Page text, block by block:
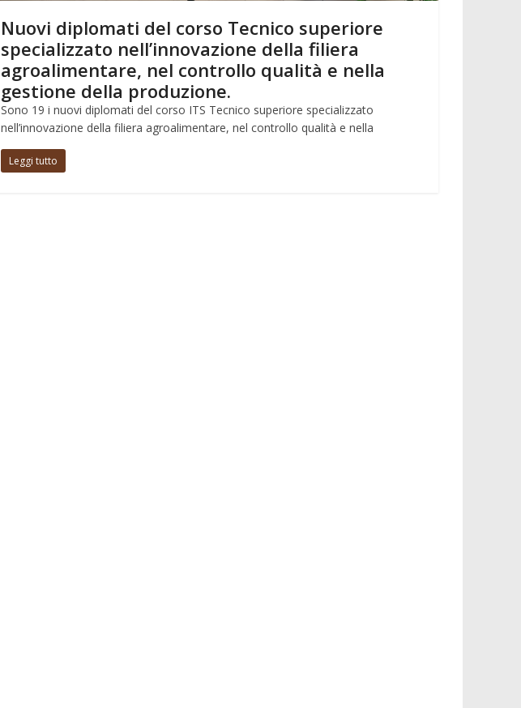
Nuovi diplomati del corso Tecnico superiore
specializzato nell’innovazione della filiera
agroalimentare, nel controllo qualità e nella
gestione della produzione.
Sono 19 i nuovi diplomati del corso ITS Tecnico superiore specializzato
nell’innovazione della filiera agroalimentare, nel controllo qualità e nella
Leggi tutto